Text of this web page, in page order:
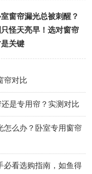
室窗帘漏光总被刺醒？
只怪天亮早！选对窗帘
关键
帘对比
是专用帘？实测对比
怎么办？卧室专用窗帘
必看选购指南，如鱼得